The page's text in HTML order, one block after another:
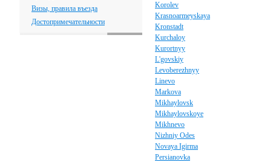
Визы, правила въезда
Достопримечательности
Korolev
Krasnoarmeyskaya
Kronstadt
Kurchaloy
Kurortnyy
L'govskiy
Levoberezhnyy
Linevo
Markova
Mikhaylovsk
Mikhaylovskoye
Mikhnevo
Nizhniy Odes
Novaya Igirma
Persianovka